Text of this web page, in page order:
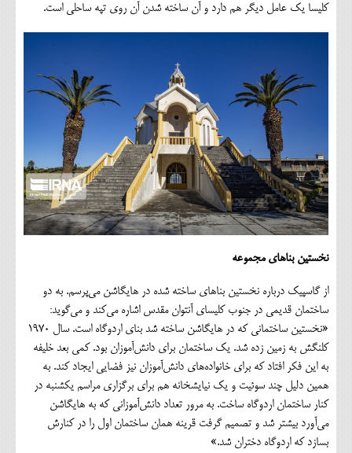
کلیسا یک عامل دیگر هم دارد و آن ساخته شدن آن روی تپه ساحلی است.
نخستین بناهای مجموعه
از گاسپیک درباره نخستین بناهای ساخته شده در هایگاشن می‌پرسم. به دو
ساختمان قدیمی در جنوب کلیسای آنتوان مقدس اشاره می‌کند و می‌گوید:
«نخستین ساختمانی که در هایگاشن ساخته شد بنای اردوگاه است. سال ۱۹۷۰
کلنگش به زمین زده شد. یک ساختمان برای دانش‌آموزان بود. کمی بعد خلیفه
به این فکر افتاد که برای خانواده‌های دانش‌آموزان نیز فضایی ایجاد کند. به
همین دلیل چند سوئیت و یک نیایشخانه هم برای برگزاری مراسم یکشنبه در
کنار ساختمان اردوگاه ساخت. به مرور تعداد دانش‌آموزانی که به هایگاشن
می‌آورد بیشتر شد و تصمیم گرفت قرینه همان ساختمان اول را در کنارش
بسازد که اردوگاه دختران شد.»